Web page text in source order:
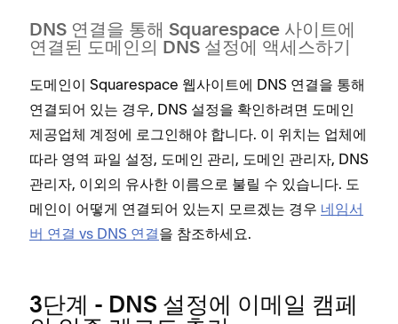
DNS 연결을 통해 Squarespace 사이트에
연결된 도메인의 DNS 설정에 액세스하기
도메인이 Squarespace 웹사이트에 DNS 연결을 통해
연결되어 있는 경우, DNS 설정을 확인하려면 도메인
제공업체 계정에 로그인해야 합니다. 이 위치는 업체에
따라 영역 파일 설정, 도메인 관리, 도메인 관리자, DNS
관리자, 이외의 유사한 이름으로 불릴 수 있습니다. 도
메인이 어떻게 연결되어 있는지 모르겠는 경우 네임서
버 연결 vs DNS 연결을 참조하세요.
3단계 - DNS 설정에 이메일 캠페